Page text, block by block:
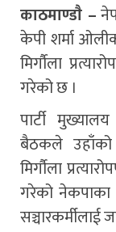
काठमाण्डाै –
केपी शर्मा
मिर्गाैला
गरेको छ ।
पार्टी
बैठकले उहाँको
मिर्गौला
गरेको नेकपाका
सञ्चारकर्मीलाई